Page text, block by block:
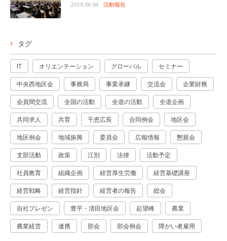
2018.06.04
活動報告
タグ
IT オリエンテーション グローバル セミナー
中央西地区会 事務局 事業承継 交流会 企業財務
会員間交流 全国の活動 全道の活動 全道企画
共同求人 共育 千恵広長 合同例会 地区会
地区例会 地域振興 委員会 広報情報 懇親会
支部活動 政策 江別 法律 活動予定
社員教育 組織企画 経営厚生労働 経営基礎講座
経営戦略 経営指針 経営者の報告 総会
自社プレゼン 豊平・清田地区会 起望峰 農業
農業経営 連携 部会 部会例会 障がい者雇用